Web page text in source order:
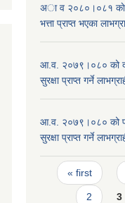
अा व २०८०।०८१ काे
भत्ता प्राप्त भएका
आ.व. २०७९।०८० को
सुरक्षा प्राप्त गर्ने
आ.व. २०७९।०८० को
सुरक्षा प्राप्त गर्ने
Pages
« first
2 3